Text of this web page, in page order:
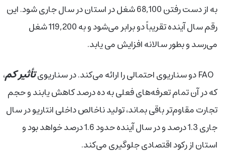
به از دست رفتن 68,100 شغل در استان در سال جاری شود. این
رقم سال آینده تقریباً دو برابر می‌شود و به 119,200 شغل
می‌رسد و بطور سالانه افزایش می یابد.
تأثیر کم،
که در آن تمام تعرفه‌های فعلی به ده درصد کاهش یابند و حجم
تجارت‌ مقاوم‌تر باقی بماند، تولید ناخالص داخلی انتاریو در سال
جاری 1.3 درصد و در سال آینده حدود 1.6 درصد خواهد بود و
استان از رکود اقتصادی جلوگیری می‌کند.